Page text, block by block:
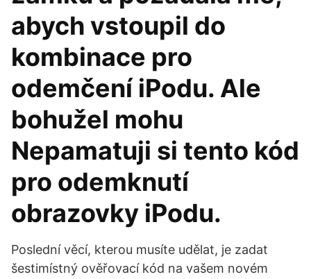
abych vstoupil do
kombinace pro
odemčení iPodu. Ale
bohužel mohu
Nepamatuji si tento kód
pro odemknutí
obrazovky iPodu.
Poslední věcí, kterou musíte udělat, je zadat
šestimístný ověřovací kód na vašem novém